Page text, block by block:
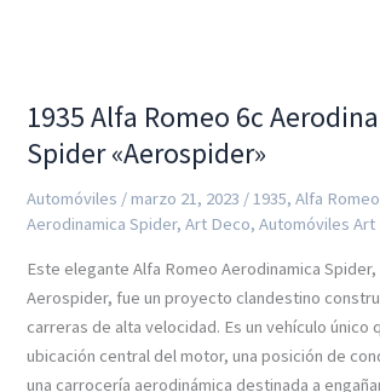
1935 Alfa Romeo 6c
Spider «Aerospider»
Automóviles / marzo 21, 2023 /1935,Alfa Romeo
Aerodinamica Spider,Art Deco,Automóviles Art
Este elegante Alfa Romeo Aerodinamica
Aerospider, fue un proyecto clandestino
carreras de alta velocidad. Es un vehículo único
ubicación central del motor, una posición de
una carrocería aerodinámica destinada a